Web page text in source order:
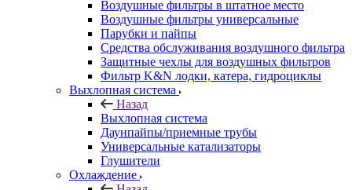
Воздушные фильтры в штатное место
Воздушные фильтры универсальные
Парубки и пайпы
Средства обслуживания воздушного фильтра
Защитные чехлы для воздушных фильтров
Фильтр K&N лодки, катера, гидроциклы
Выхлопная система
Назад
Выхлопная система
Даунпайпы/приемные трубы
Универсальные катализаторы
Глушители
Охлаждение